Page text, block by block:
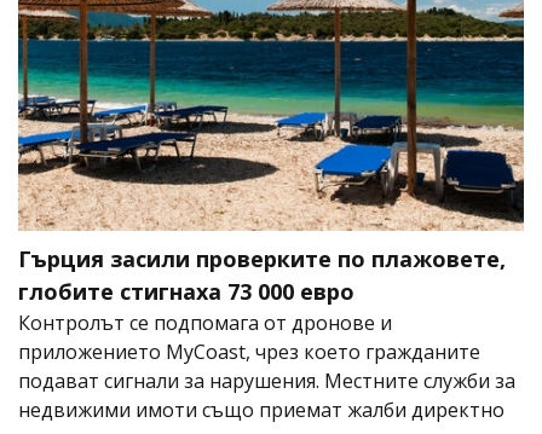
Гърция засили проверките по плажовете,
глобите стигнаха 73 000 евро
Контролът се подпомага от дронове и
приложението MyCoast, чрез което гражданите
подават сигнали за нарушения. Местните служби за
недвижими имоти също приемат жалби директно